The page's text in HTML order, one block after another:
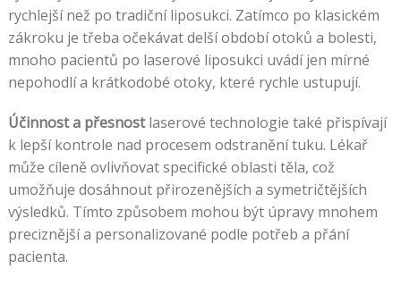
rychlejší než po tradiční liposukci. Zatímco po klasickém
zákroku je třeba očekávat delší období otoků a bolesti,
mnoho pacientů po laserové liposukci uvádí jen mírné
nepohodlí a krátkodobé otoky, které rychle ustupují.
Účinnost a přesnostlaserové technologie také přispívají
k lepší kontrole nad procesem odstranění tuku. Lékař
může cíleně ovlivňovat specifické oblasti těla, což
umožňuje dosáhnout přirozenějších a symetričtějších
výsledků. Tímto způsobem mohou být úpravy mnohem
preciznější a personalizované podle potřeb a přání
pacienta.